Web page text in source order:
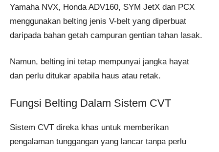
Yamaha NVX, Honda ADV160, SYM JetX dan PCX
menggunakan belting jenis V-belt yang diperbuat
daripada bahan getah campuran gentian tahan lasak.
Namun, belting ini tetap mempunyai jangka hayat
dan perlu ditukar apabila haus atau retak.
Fungsi Belting Dalam Sistem CVT
Sistem CVT direka khas untuk memberikan
pengalaman tunggangan yang lancar tanpa perlu